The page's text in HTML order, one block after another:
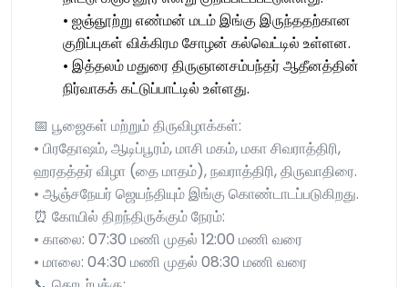
• ஐஞ்ஞூற்று எண்மன் மடம் இங்கு இருந்ததற்கான
குறிப்புகள் விக்கிரம சோழன் கல்வெட்டில் உள்ளன.
• இத்தலம் மதுரை திருஞானசம்பந்தர் ஆதீனத்தின்
நிர்வாகக் கட்டுப்பாட்டில் உள்ளது.
📅 பூஜைகள் மற்றும் திருவிழாக்கள்:
• பிரதோஷம், ஆடிப்பூரம், மாசி மகம், மகா சிவராத்திரி,
ஹரதத்தர் விழா (தை மாதம்), நவராத்திரி, திருவாதிரை.
• ஆஞ்சநேயர் ஜெயந்தியும் இங்கு கொண்டாடப்படுகிறது.
⏰ கோயில் திறந்திருக்கும் நேரம்:
• காலை: 07:30 மணி முதல் 12:00 மணி வரை
• மாலை: 04:30 மணி முதல் 08:30 மணி வரை